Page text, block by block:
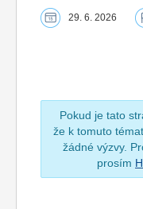
29. 6. 2026
Pokud je tato
že k tomuto
žádné výzvy.
prosím